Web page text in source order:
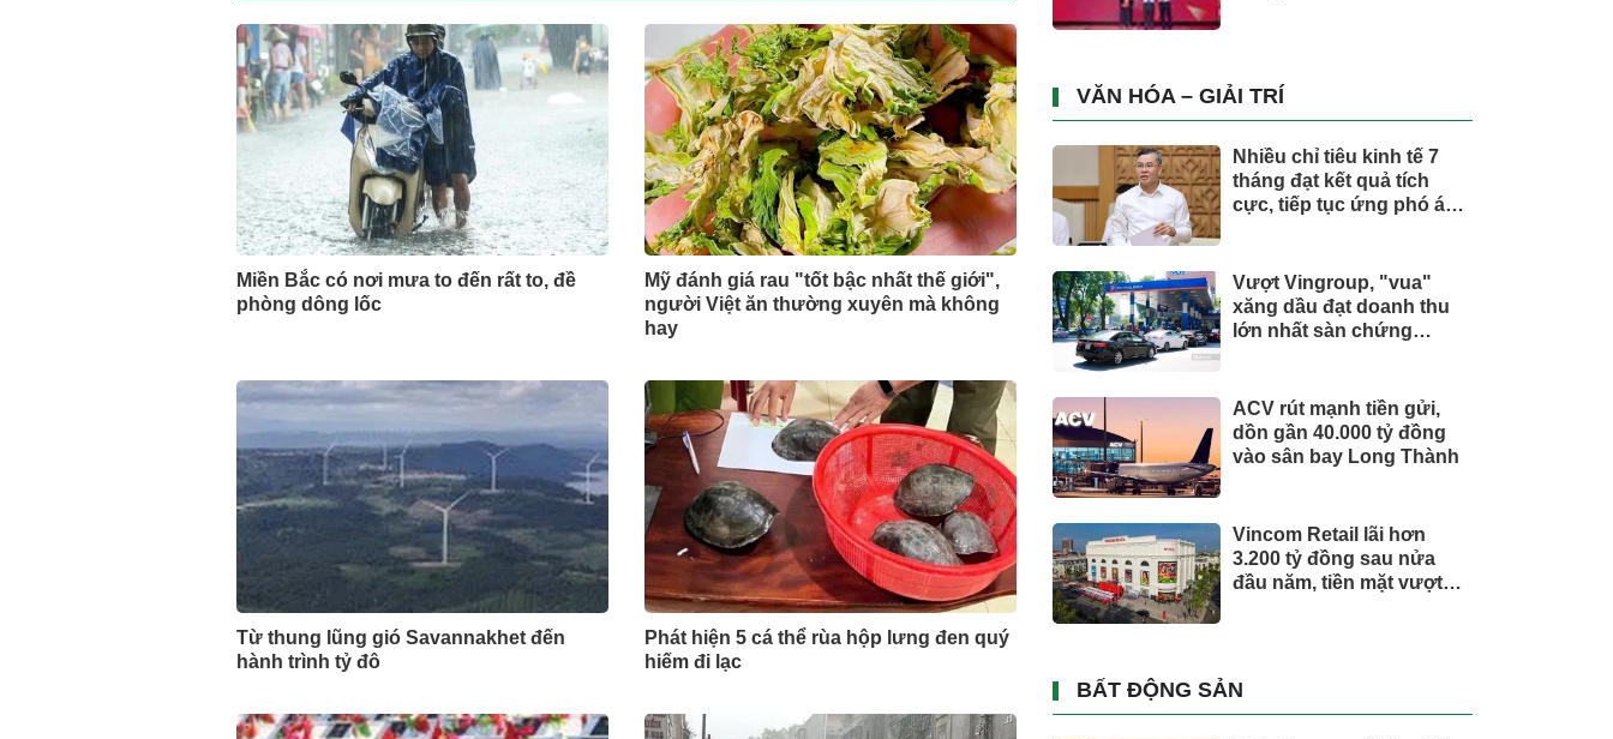
Miền Bắc có nơi mưa to đến rất to, đề
phòng dông lốc
Mỹ đánh giá rau "tốt bậc nhất thế giới",
người Việt ăn thường xuyên mà không
hay
Từ thung lũng gió Savannakhet đến
hành trình tỷ đô
Phát hiện 5 cá thể rùa hộp lưng đen quý
hiếm đi lạc
trụ, nắm giữ khối tài sản
hàng nghìn tỷ
VĂN HÓA – GIẢI TRÍ
Nhiều chỉ tiêu kinh tế 7
tháng đạt kết quả tích
cực, tiếp tục ứng phó áp
Vượt Vingroup, "vua"
xăng dầu đạt doanh thu
lớn nhất sàn chứng
ACV rút mạnh tiền gửi,
dồn gần 40.000 tỷ đồng
vào sân bay Long Thành
Vincom Retail lãi hơn
3.200 tỷ đồng sau nửa
đầu năm, tiền mặt vượt
BẤT ĐỘNG SẢN